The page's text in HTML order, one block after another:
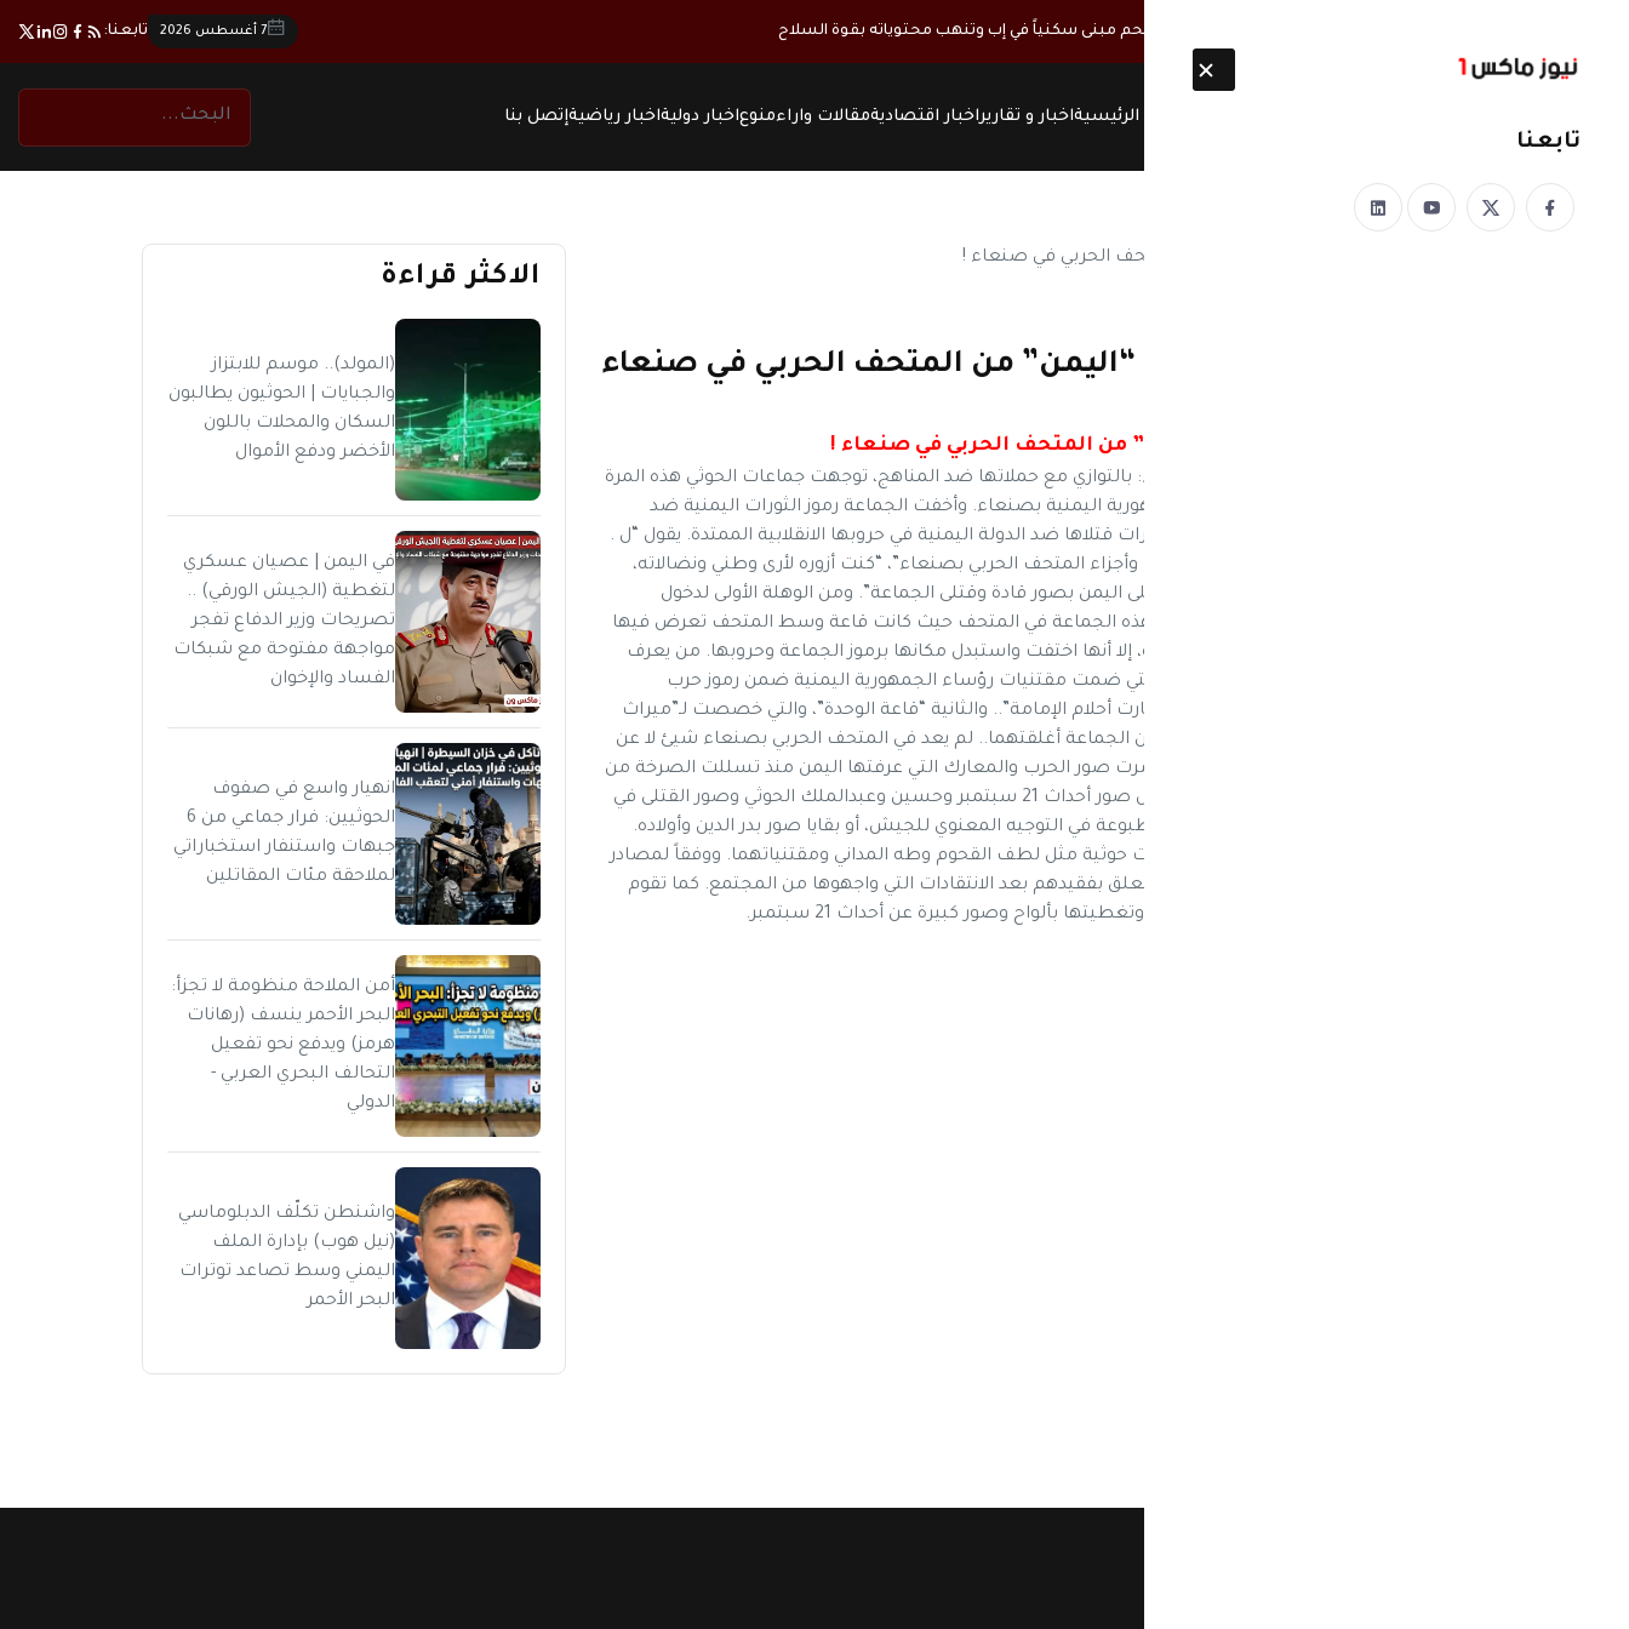
مصحوبة بأطقم مسلحة.. ميليشيا الحوثي تقتحم مبنى سكنياً في إب وتنهب محتوياته بقوة السلاح 7 أغسطس 2026 تابعنا:
الرئيسيةاخبار و تقاريراخبار اقتصاديةمقالات واراءمنوعاخبار دوليةاخبار رياضيةإتصل بنا
تابعنا
هكذا تمت العملية.. إزالة “اليمن” من المتحف الحربي في صنعاء
إزالة “اليمن” من المتحف الحربي في صنعاء !
نيوز ماكس ون– ريم محمد، نيوزيمن، صنعاء: بالتوازي مع حملاتها ضد المناهج، توجهت جماعات الحوثي هذه المرة
إلى التاريخ المصور في المتحف الحربي للجمهورية اليمنية بصنعاء. وأخفت الجماعة رموز الثورات اليمنية ضد
الإمامة على مدى مائة عام، وراء صور وشعارات قتلاها ضد الدولة اليمنية في حروبها الانقلابية الممتدة. يقول “ل .
ع” الذي زار المتحف لـ”نيوزيمن”: “غيروا ملامح وأجزاء المتحف الحربي بصنعاء”، “كنت أزوره لأرى وطني ونضالاته،
وهذه المرة لم يعد إلا مكانا لجماعة غطت على اليمن بصور قادة وقتلى الجماعة”. ومن الوهلة الأولى لدخول
المتحف يلحظ الزائر التغييرات التي أحدثتها هذه الجماعة في المتحف حيث كانت قاعة وسط المتحف تعرض فيها
أسلحة ومعدات ثورة 26 سبتمبر ضد الإمامة، إلا أنها اختفت واستبدل مكانها برموز الجماعة وحروبها. من يعرف
المتحف يتذكر قاعتين، الأولى “السبعين”، والتي ضمت مقتنيات رؤساء الجمهورية اليمنية ضمن رموز حرب
السبعين التي انتصرت فيها الجمهورية وانهارت أحلام الإمامة”.. والثانية “قاعة الوحدة”، والتي خصصت لـ”ميراث
اليمن الوحدوي وهدايا الدول والحكومات”. لكن الجماعة أغلقتهما.. لم يعد في المتحف الحربي بصنعاء شيئ لا عن
السبعين ولا عن الوحدة، عوضا عن ذلك انتشرت صور الحرب والمعارك التي عرفتها اليمن منذ تسللت الصرخة من
إيران إلى صعدة، وحتى اليوم، كلها موزعة حول صور أحداث 21 سبتمبر وحسين وعبدالملك الحوثي وصور القتلى في
كل أرجاء المتحف. ولا يتجاوز الأمر الصور المطبوعة في التوجيه المعنوي للجيش، أو بقايا صور بدر الدين وأولاده.
داخل مقتنيات ثورة 26 سبتمبر ترى شخصيات حوثية مثل لطف القحوم وطه المداني ومقتنياتهما. ووفقاً لمصادر
نيوزيمن فإن عائلة الأخير طلبت إزالة كل ما يتعلق بفقيدهم بعد الانتقادات التي واجهوها من المجتمع. كما تقوم
الجماعة بإغلاق قاعات من المتحف بالأقفال وتغطيتها بألواح وصور كبيرة عن أحداث 21 سبتمبر.
الاكثر قراءة
(المولد).. موسم للابتزاز
والجبايات | الحوثيون يطالبون
السكان والمحلات باللون
الأخضر ودفع الأموال
في اليمن | عصيان عسكري
لتغطية (الجيش الورقي) ..
تصريحات وزير الدفاع تفجر
مواجهة مفتوحة مع شبكات
الفساد والإخوان
انهيار واسع في صفوف
الحوثيين: فرار جماعي من 6
جبهات واستنفار استخباراتي
لملاحقة مئات المقاتلين
أمن الملاحة منظومة لا تجزأ:
البحر الأحمر ينسف (رهانات
هرمز) ويدفع نحو تفعيل
التحالف البحري العربي -
الدولي
واشنطن تكلّف الدبلوماسي
(نيل هوب) بإدارة الملف
اليمني وسط تصاعد توترات
البحر الأحمر